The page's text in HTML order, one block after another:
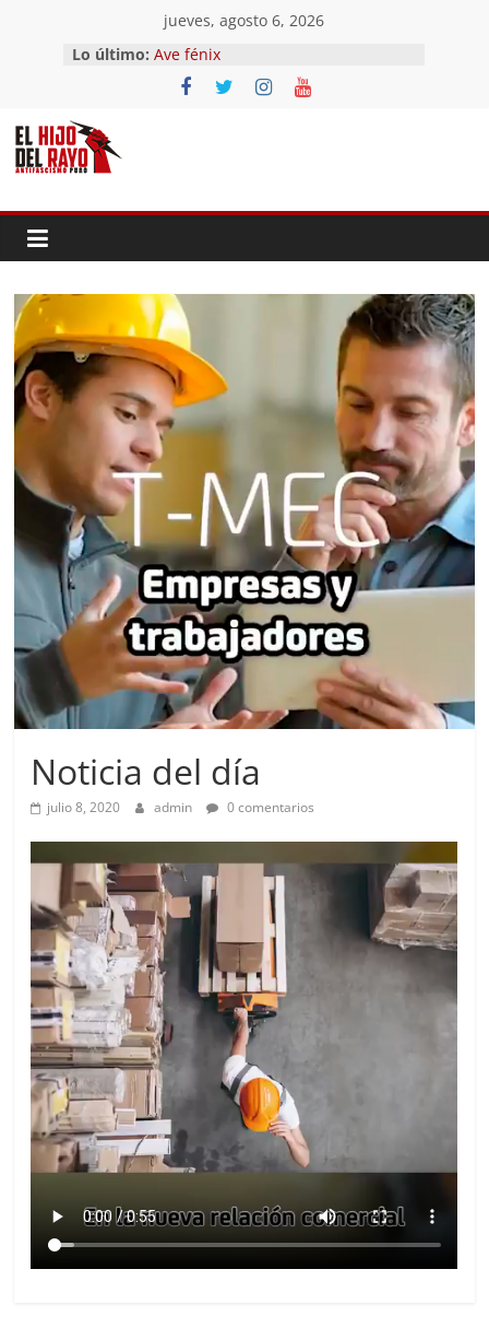
contenido
jueves, agosto 6, 2026
Lo último: Ave fénix
¿Dios no existe?
First Time
Noticia del día
julio 8, 2020 admin 0 comentarios